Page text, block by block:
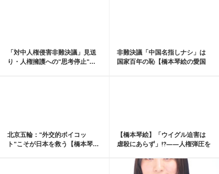
「対中人権侵害非難決議」見送
り・人権擁護への"思考停止"...
非難決議「中国名指しナシ」は
国家百年の恥【橋本琴絵の愛国
北京五輪："外交的ボイコッ
ト"こそが日本を救う【橋本琴...
【橋本琴絵】「ウイグル迫害は
虐殺にあらず」⁉――人権弾圧を